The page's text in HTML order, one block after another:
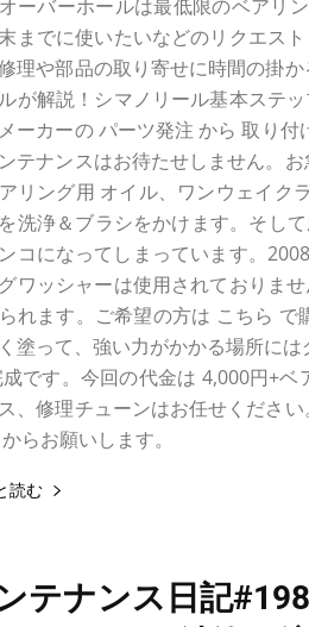
ーバーホールは最低限のベアリ
までに使いたいなどのリクエス
理や部品の取り寄せに時間の掛
が解説！シマノリール基本ステ
ーカーの パーツ発注 から 取り
テナンスはお待たせしません。
リング用 オイル、ワンウェイク
洗浄＆ブラシをかけます。そし
コになってしまっています。
ワッシャーは使用されておりま
れます。ご希望の方は こちら
塗って、強い力がかかる場所に
です。今回の代金は 4,000円+
、修理チューンはお任せくださ
らお願いします。
読む
テナンス日記